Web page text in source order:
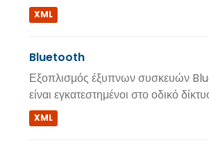
XML
Bluetooth
Εξοπλισμός έξυπνων συσκευών
είναι εγκατεστημένοι στο οδικό
XML